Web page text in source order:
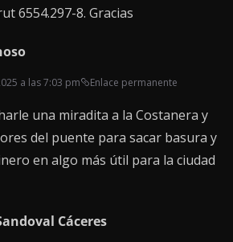
6554.297-8. Gracias
a las 7:03 pm Enlace permanente
una miradita a la Costanera y
del puente para sacar basura y
en algo más útil para la ciudad
Cáceres